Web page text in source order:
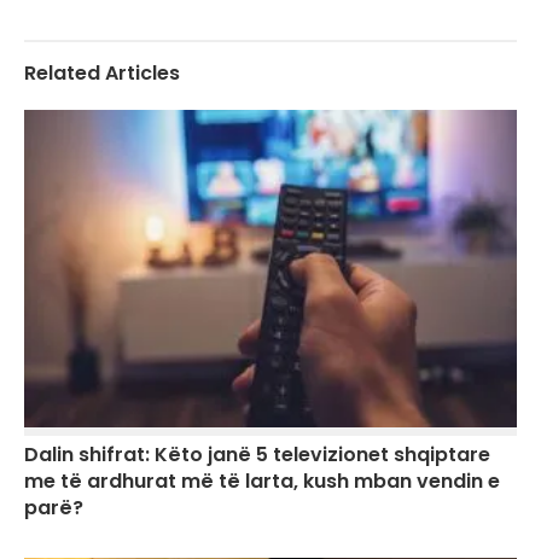
Related Articles
Dalin shifrat: Këto janë 5 televizionet shqiptare
me të ardhurat më të larta, kush mban vendin e
parë?